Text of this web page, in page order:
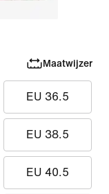
Maatwijzer
EU 36.5
EU 38.5
EU 40.5